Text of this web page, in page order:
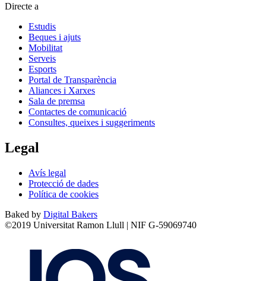
Directe a
Estudis
Beques i ajuts
Mobilitat
Serveis
Esports
Portal de Transparència
Aliances i Xarxes
Sala de premsa
Contactes de comunicació
Consultes, queixes i suggeriments
Legal
Avís legal
Protecció de dades
Política de cookies
Baked by Digital Bakers
©2019 Universitat Ramon Llull | NIF G-59069740